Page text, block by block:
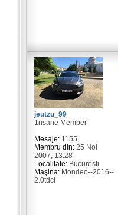
jeutzu_99
1nsane Member
Mesaje:1155
Membru din:25 Noi
2007, 13:28
Localitate:Bucuresti
Maşina:Mondeo--2016--
2.0tdci